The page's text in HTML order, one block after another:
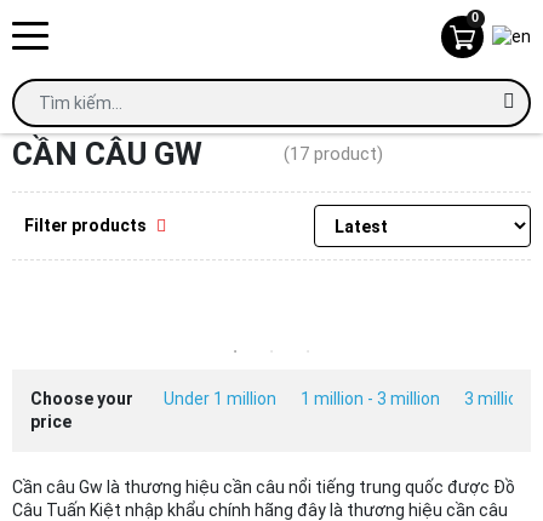
0
Home Cần câu Gw
CẦN CÂU GW (17 product)
Filter products
Choose your
price
Under 1 million 1 million - 3 million 3 million -
Cần câu Gw là thương hiệu cần câu nổi tiếng trung quốc được Đồ
Câu Tuấn Kiệt nhập khẩu chính hãng đây là thương hiệu cần câu